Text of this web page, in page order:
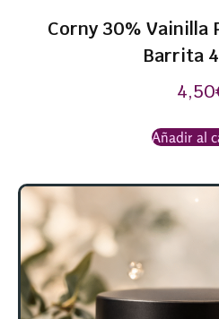
Corny 30% Vainilla
Barrita
4,50
Añadir al